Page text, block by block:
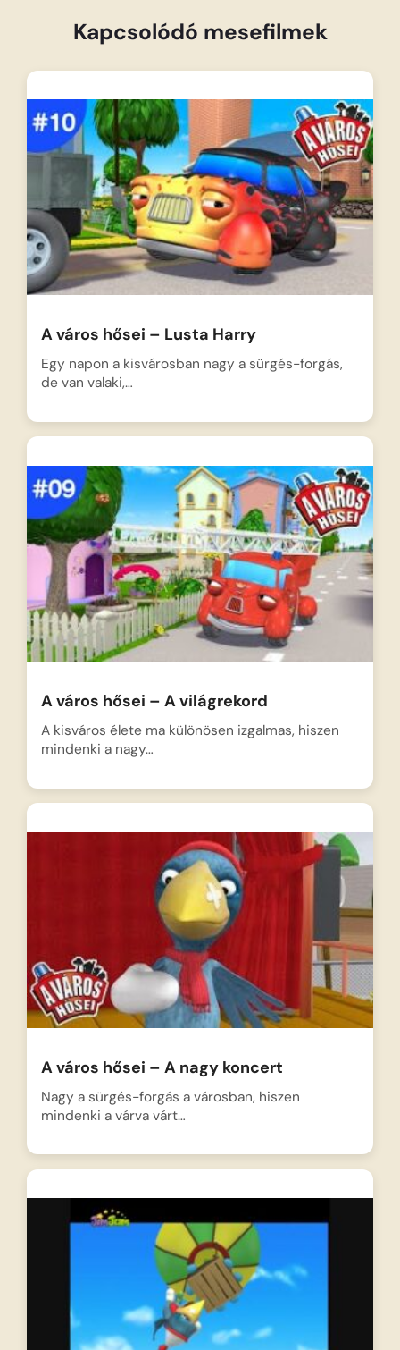
Kapcsolódó mesefilmek
A város hősei – Lusta Harry
Egy napon a kisvárosban nagy a sürgés-forgás,
de van valaki,…
A város hősei – A világrekord
A kisváros élete ma különösen izgalmas, hiszen
mindenki a nagy…
A város hősei – A nagy koncert
Nagy a sürgés-forgás a városban, hiszen
mindenki a várva várt…